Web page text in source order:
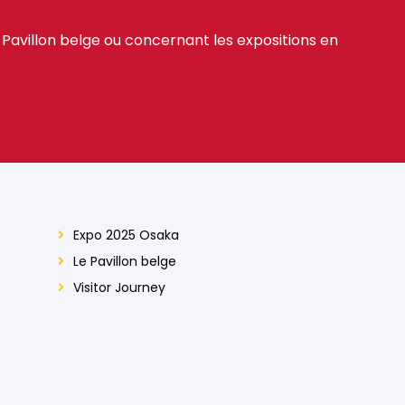
belge ou concernant les expositions en
Expo 2025 Osaka
Le Pavillon belge
Visitor Journey